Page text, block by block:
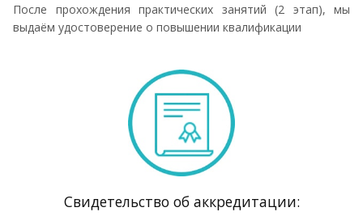
После прохождения практических занятий (2 этап), мы
выдаём удостоверение о повышении квалификации
Cвидетельство об аккредитации: